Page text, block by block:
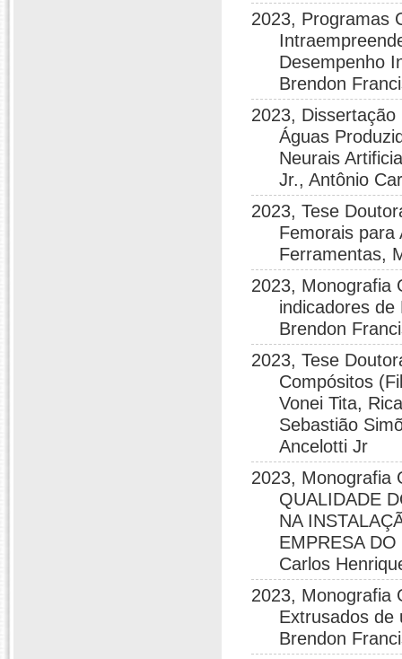
2023, Programas
Desempenho
Brendon
2023,
Águas
Neurais
Jr., Antônio
2023, Tese
Femorais para
Ferramentas,
2023, Monografia
indicadores
Brendon
2023, Tese
Compósitos
Vonei Tita,
Sebastião
Ancelotti Jr
2023, Monografia
QUALIDADE
NA
EMPRESA
Carlos
2023, Monografia
Extrusados de
Brendon